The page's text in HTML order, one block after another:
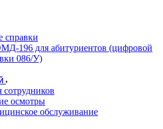
справки
для абитуриентов (цифровой
086/У)
осмотры
обслуживание